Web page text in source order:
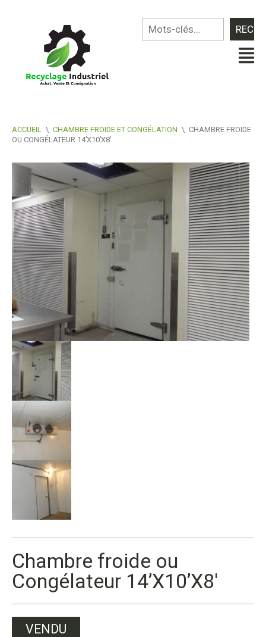
ACCUEIL \ CHAMBRE FROIDE ET CONGÉLATION \ CHAMBRE FROIDE
OU CONGÉLATEUR 14’X10’X8′
Chambre froide ou
Congélateur 14’X10’X8′
VENDU